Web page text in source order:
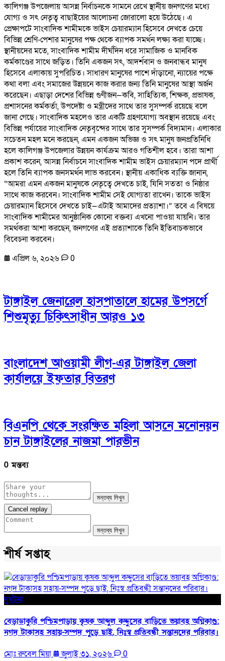
কালিগঞ্জ উপজেলায় আসন্ন নির্বাচনকে সামনে রেখে স্থানীয় জনগণের মধ্যে
যোগ্য ও সৎ নেতৃত্ব বাছাইয়ের আলোচনা জোরালো হয়ে উঠেছে। এ
প্রেক্ষাপটে সাংবাদিক শামীমকে ভাইস চেয়ারম্যান হিসেবে দেখতে চেয়ে
বিভিন্ন শ্রেণি-পেশার মানুষের পক্ষ থেকে ব্যাপক সমর্থন লক্ষ্য করা যাচ্ছে।
স্থানীয়দের মতে, সাংবাদিক শামীম দীর্ঘদিন ধরে সামাজিক ও মানবিক
কর্মকাণ্ডের সাথে জড়িত। তিনি একজন সৎ, আদর্শবান ও জনবান্ধব মানুষ
হিসেবে এলাকায় সুপরিচিত। সাধারণ মানুষের পাশে দাঁড়ানো, ন্যায়ের পক্ষে
কথা বলা এবং সমাজের উন্নয়নে কাজ করার জন্য তিনি মানুষের আস্থা অর্জন
করেছেন। এছাড়া দেশের বিভিন্ন গুণীজন—কবি, সাহিত্যিক, শিক্ষক, প্রভাষক,
প্রশাসনের কর্মকর্তা, উপদেষ্টা ও মন্ত্রীদের সাথে তার সুসম্পর্ক রয়েছে বলে
জানা গেছে। সাংবাদিক মহলেও তার একটি গ্রহণযোগ্য অবস্থান রয়েছে এবং
বিভিন্ন পর্যায়ের সাংবাদিক নেতৃবৃন্দের সাথে তার সুসম্পর্ক বিদ্যমান। এলাকার
সচেতন মহল মনে করছেন, এমন একজন অভিজ্ঞ ও সৎ মানুষ জনপ্রতিনিধি
হলে কালিগঞ্জ উপজেলার উন্নয়ন কার্যক্রম আরও গতিশীল হবে। তারা আশা
প্রকাশ করেন, আসন্ন নির্বাচনে সাংবাদিক শামীম ভাইস চেয়ারম্যান পদে প্রার্থী
হলে তিনি ব্যাপক জনসমর্থন লাভ করবেন। স্থানীয় একাধিক ব্যক্তি জানান,
“আমরা এমন একজন মানুষকে নেতৃত্বে দেখতে চাই, যিনি সততা ও নিষ্ঠার
সাথে কাজ করবেন। সাংবাদিক শামীম সেই যোগ্যতা রাখেন। তাকে ভাইস
চেয়ারম্যান হিসেবে দেখতে চাই—এটাই আমাদের প্রত্যাশা।” তবে এ বিষয়ে
সাংবাদিক শামীমের আনুষ্ঠানিক কোনো বক্তব্য এখনো পাওয়া যায়নি। তার
সমর্থকরা আশা করছেন, জনগণের এই প্রত্যাশাকে তিনি ইতিবাচকভাবে
বিবেচনা করবেন।
এপ্রিল ৬, ২০২৬
0
টাঙ্গাইল জেনারেল হাসপাতালে হামের উপসর্গে
শিশুমৃত্যু চিকিৎসাধীন আরও ১৩
বাংলাদেশ আওয়ামী লীগ-এর টাঙ্গাইল জেলা
কার্যালয়ে ইফতার বিতরণ
বিএনপি থেকে সংরক্ষিত মহিলা আসনে মনোনয়ন
চান টাঙ্গাইলের নাজমা পারভীন
0 মন্তব্য
মন্তব্য লিখুন
Cancel replay
মন্তব্য লিখুন
শীর্ষ সপ্তাহ
দুর্ঘটনা
বেড়াডাকুরি পশ্চিমপাড়ায় কৃষক আব্দুল কদ্দুসের বাড়িতে ভয়াবহ অগ্নিকাণ্ড:
নগদ টাকাসহ সহায়-সম্পদ পুড়ে ছাই, নিঃস্ব প্রতিবন্ধী সন্তানদের পরিবার।
মোঃ রুবেল মিয়া
জুলাই ৩১, ২০২৬ 0